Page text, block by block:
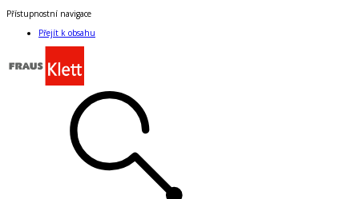
Přístupnostní navigace
Přejít k obsahu